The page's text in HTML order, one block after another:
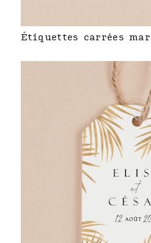
Étiquettes carrées